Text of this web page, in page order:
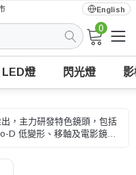
English
0
LED燈 閃光燈
，主力研發特色鏡頭，包括
D 低變形、移軸及電影鏡
像拍攝。